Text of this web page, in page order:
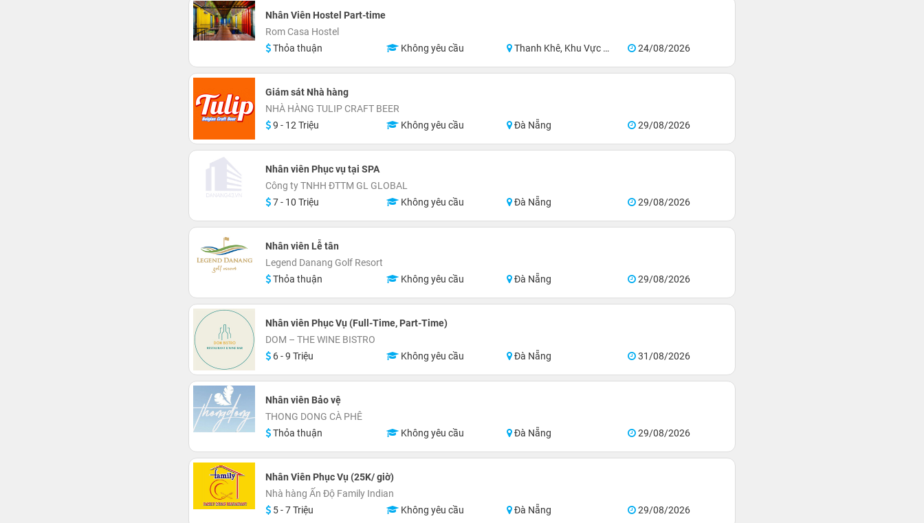
Nhân Viên Hostel Part-time
Rom Casa Hostel
Thỏa thuận
Không yêu cầu Thanh Khê, Khu Vực Lân Cận Đà Nẵng 24/08/2026
Giám sát Nhà hàng
NHÀ HÀNG TULIP CRAFT BEER
9 - 12 Triệu
Không yêu cầu Đà Nẵng 29/08/2026
Nhân viên Phục vụ tại SPA
Công ty TNHH ĐTTM GL GLOBAL
7 - 10 Triệu
Không yêu cầu Đà Nẵng 29/08/2026
Nhân viên Lễ tân
Legend Danang Golf Resort
Thỏa thuận
Không yêu cầu Đà Nẵng 29/08/2026
Nhân viên Phục Vụ (Full-Time, Part-Time)
DOM – THE WINE BISTRO
6 - 9 Triệu
Không yêu cầu Đà Nẵng 31/08/2026
Nhân viên Bảo vệ
THONG DONG CÀ PHÊ
Thỏa thuận
Không yêu cầu Đà Nẵng 29/08/2026
Nhân Viên Phục Vụ (25K/ giờ)
Nhà hàng Ấn Độ Family Indian
5 - 7 Triệu
Không yêu cầu Đà Nẵng 29/08/2026